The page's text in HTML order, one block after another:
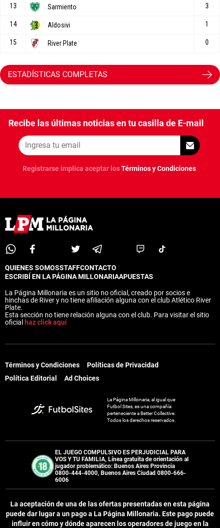
ESTADÍSTICAS COMPLETAS
Recibe las últimas noticias en tu casilla de E-mail
Registrarse implica aceptar losTérminos y Condiciones
QUIENES SOMOSSTAFFCONTACTO
ESCRIBÍ EN LA PÁGINA MILLONARIAAPUESTAS
La Página Millonaria es un sitio no oficial, creado por socios e
hinchas de River y no tiene afiliación alguna con el club Atlético River
Plate.
Esta sección no tiene relación alguna con el club. Para visitar el sitio
oficial haz click aquí
Términos y Condiciones
Políticas de Privacidad
Política Editorial
Ad Choices
La Página Millonaria, al igual que
Futbol Sites, es una compañía
perteneciente a Better Collective.
Todos los derechos reservados.
EL JUEGO COMPULSIVO ES PERJUDICIAL PARA
VOS Y TU FAMILIA, Línea gratuita de orientación al
jugador problemático: Buenos Aires Provincia
0800-444-4000, Buenos Aires Ciudad 0800-666-
6006
La aceptación de una de las ofertas presentadas en esta página
puede dar lugar a un pago a La Página Millonaria. Este pago puede
influir en cómo y dónde aparecen los operadores de juego en la